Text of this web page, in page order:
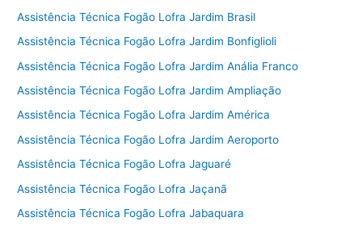
Assistência Técnica Fogão Lofra Jardim Brasil
Assistência Técnica Fogão Lofra Jardim Bonfiglioli
Assistência Técnica Fogão Lofra Jardim Anália Franco
Assistência Técnica Fogão Lofra Jardim Ampliação
Assistência Técnica Fogão Lofra Jardim América
Assistência Técnica Fogão Lofra Jardim Aeroporto
Assistência Técnica Fogão Lofra Jaguaré
Assistência Técnica Fogão Lofra Jaçanã
Assistência Técnica Fogão Lofra Jabaquara